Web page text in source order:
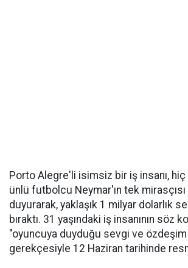
Porto Alegre'li isimsiz bir iş insanı, hiç
ünlü futbolcu Neymar'ın tek
duyurarak, yaklaşık 1 milyar dolarlık
bıraktı. 31 yaşındaki iş insanının söz
"oyuncuya duyduğu sevgi ve özdeşim
gerekçesiyle 12 Haziran tarihinde